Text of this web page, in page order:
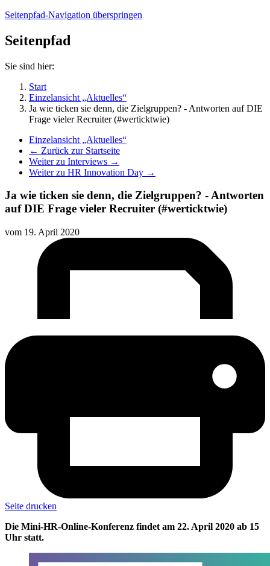
Seitenpfad-Navigation überspringen
Seitenpfad
Sie sind hier:
Start
Einzelansicht „Aktuelles“
Ja wie ticken sie denn, die Zielgruppen? - Antworten auf DIE
Frage vieler Recruiter (#werticktwie)
Einzelansicht „Aktuelles“
← Zurück zur Startseite
Weiter zu Interviews →
Weiter zu HR Innovation Day →
Ja wie ticken sie denn, die Zielgruppen? - Antworten
auf DIE Frage vieler Recruiter (#werticktwie)
vom 19. April 2020
Seite drucken
Die Mini-HR-Online-Konferenz findet am 22. April 2020 ab 15
Uhr statt.